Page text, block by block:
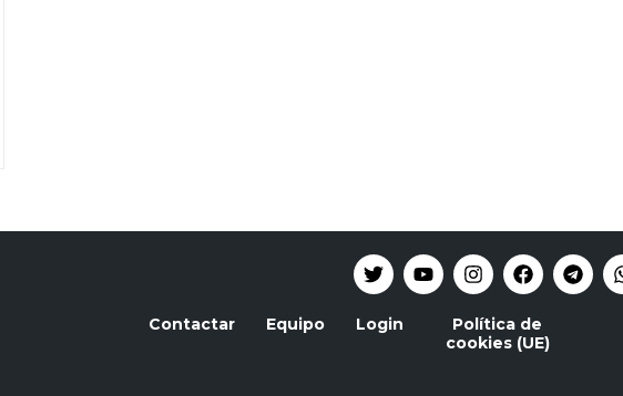
Contactar Equipo Login
Política de
cookies (UE)